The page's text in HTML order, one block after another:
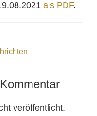
als PDF.
veröffentlicht.